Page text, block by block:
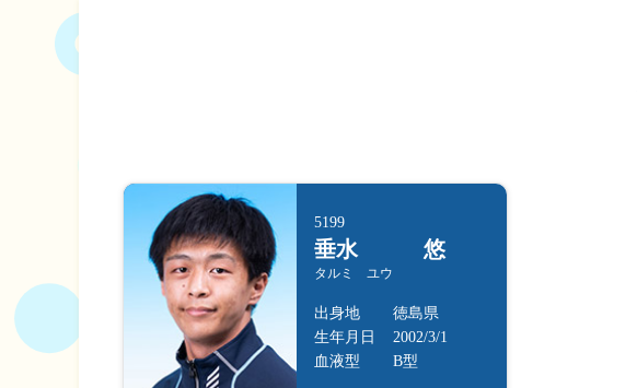
モーター抽選結果・前検タイムランキング
企画レース(どーなるなると)
得点率ランキング
賞金ランキング
出目データ
過去の優勝戦レース
5199
垂水 悠
タルミ ユウ
出身地
徳島県
生年月日
2002/3/1
血液型
B型